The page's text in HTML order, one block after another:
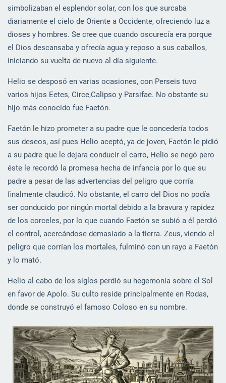
simbolizaban el esplendor solar, con los que surcaba
diariamente el cielo de Oriente a Occidente, ofreciendo luz a
dioses y hombres. Se cree que cuando oscurecía era porque
el Dios descansaba y ofrecía agua y reposo a sus caballos,
iniciando su vuelta de nuevo al día siguiente.
Helio se desposó en varias ocasiones, con Perseis tuvo
varios hijos Eetes, Circe,Calipso y Parsifae. No obstante su
hijo más conocido fue Faetón.
Faetón le hizo prometer a su padre que le concedería todos
sus deseos, así pues Helio aceptó, ya de joven, Faetón le pidió
a su padre que le dejara conducir el carro, Helio se negó pero
éste le recordó la promesa hecha de infancia por lo que su
padre a pesar de las advertencias del peligro que corría
finalmente claudicó. No obstante, el carro del Dios no podía
ser conducido por ningún mortal debido a la bravura y rapidez
de los corceles, por lo que cuando Faetón se subió a él perdió
el control, acercándose demasiado a la tierra. Zeus, viendo el
peligro que corrían los mortales, fulminó con un rayo a Faetón
y lo mató.
Helio al cabo de los siglos perdió su hegemonía sobre el Sol
en favor de Apolo. Su culto reside principalmente en Rodas,
donde se construyó el famoso Coloso en su nombre.